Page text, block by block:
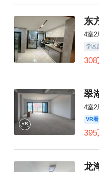
东
4室2
学区
308
翠
4室2
VR
395
龙